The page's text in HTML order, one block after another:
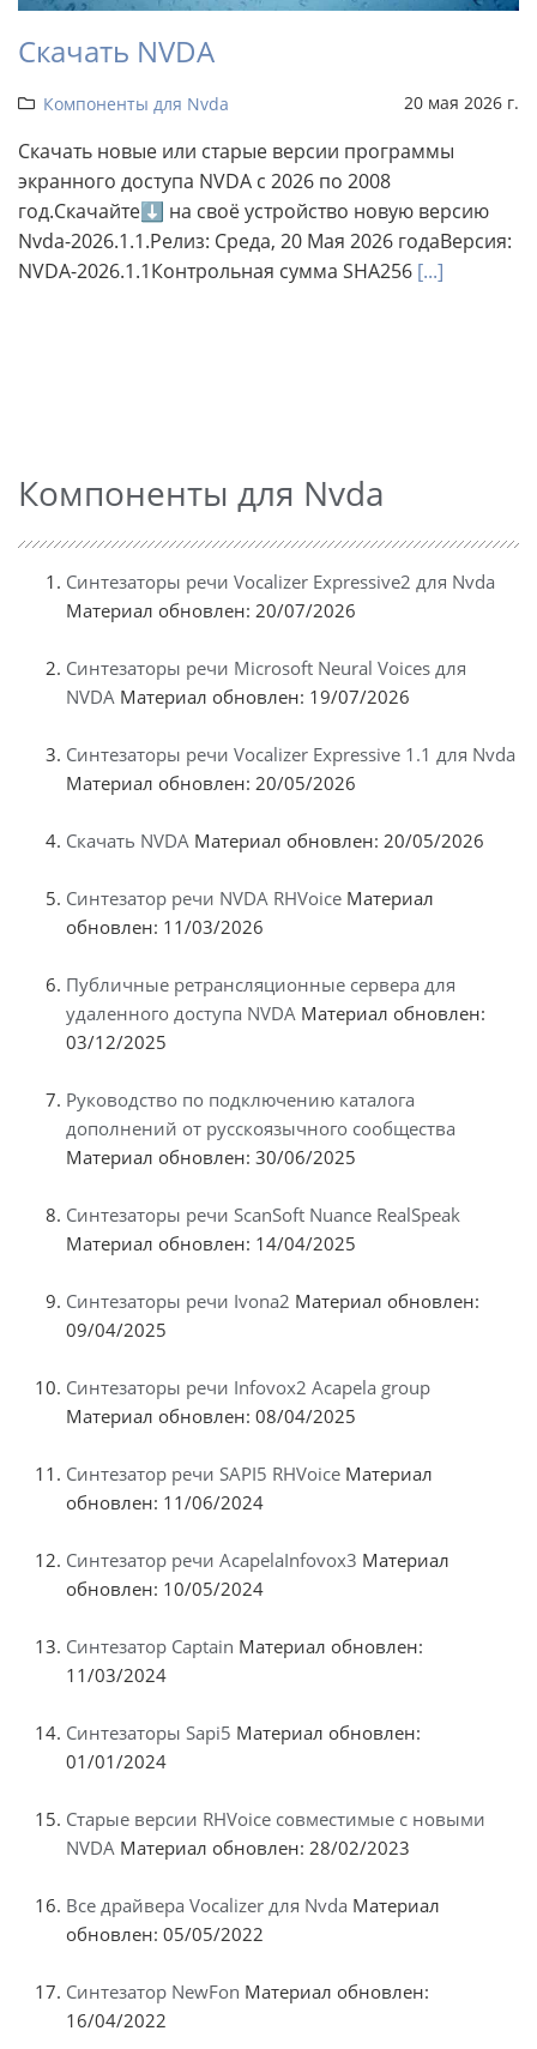
Скачать NVDA
Компоненты для Nvda 20 мая 2026 г.
Скачать новые или старые версии программы
экранного доступа NVDA с 2026 по 2008
год.Скачайте⬇ на своё устройство новую версию
Nvda-2026.1.1.Релиз: Среда, 20 Мая 2026 годаВерсия:
NVDA-2026.1.1Контрольная сумма SHA256 [...]
Компоненты для Nvda
Синтезаторы речи Vocalizer Expressive2 для Nvda
Материал обновлен: 20/07/2026
Синтезаторы речи Microsoft Neural Voices для
NVDA Материал обновлен: 19/07/2026
Синтезаторы речи Vocalizer Expressive 1.1 для Nvda
Материал обновлен: 20/05/2026
Скачать NVDA Материал обновлен: 20/05/2026
Синтезатор речи NVDA RHVoice Материал
обновлен: 11/03/2026
Публичные ретрансляционные сервера для
удаленного доступа NVDA Материал обновлен:
03/12/2025
Руководство по подключению каталога
дополнений от русскоязычного сообщества
Материал обновлен: 30/06/2025
Синтезаторы речи ScanSoft Nuance RealSpeak
Материал обновлен: 14/04/2025
Синтезаторы речи Ivona2 Материал обновлен:
09/04/2025
Синтезаторы речи Infovox2 Acapela group
Материал обновлен: 08/04/2025
Синтезатор речи SAPI5 RHVoice Материал
обновлен: 11/06/2024
Синтезатор речи AcapelaInfovox3 Материал
обновлен: 10/05/2024
Синтезатор Captain Материал обновлен:
11/03/2024
Синтезаторы Sapi5 Материал обновлен:
01/01/2024
Старые версии RHVoice совместимые с новыми
NVDA Материал обновлен: 28/02/2023
Все драйвера Vocalizer для Nvda Материал
обновлен: 05/05/2022
Синтезатор NewFon Материал обновлен:
16/04/2022